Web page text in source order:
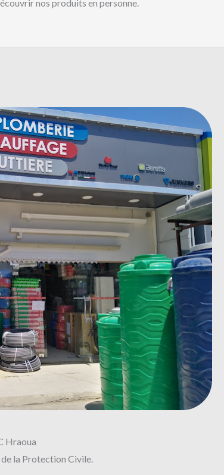
nos produits en personne.
Hraoua
la Protection Civile.